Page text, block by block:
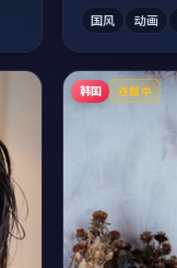
国风 动画
韩国 连载中